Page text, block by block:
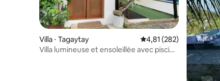
Villa ⋅ Tagaytay Évaluation moyenne
4,81 (282)
Villa lumineuse et ensoleillée avec piscine